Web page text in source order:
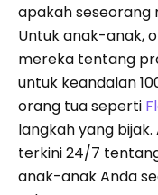
apakah seseorang
Untuk anak-anak,
mereka tentang
untuk keandalan
orang tua seperti
langkah yang
terkini 24/7
anak-anak Anda